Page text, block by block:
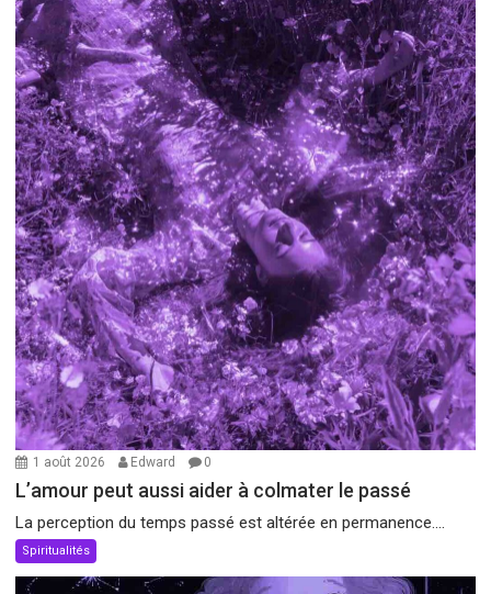
1 août 2026 Edward 0
L’amour peut aussi aider à colmater le passé
La perception du temps passé est altérée en permanence....
Spiritualités